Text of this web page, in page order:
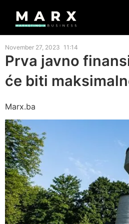
November 27, 2023 11:14
Prva javno
će biti
Marx.ba